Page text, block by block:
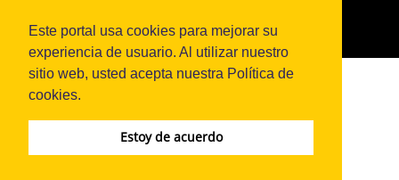
Este portal usa cookies para mejorar su
experiencia de usuario. Al utilizar nuestro
sitio web, usted acepta nuestra Política de
cookies.
Estoy de acuerdo